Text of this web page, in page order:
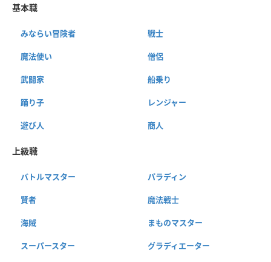
基本職
みならい冒険者 戦士
魔法使い 僧侶
武闘家 船乗り
踊り子 レンジャー
遊び人 商人
上級職
バトルマスター パラディン
賢者 魔法戦士
海賊 まものマスター
スーパースター グラディエーター